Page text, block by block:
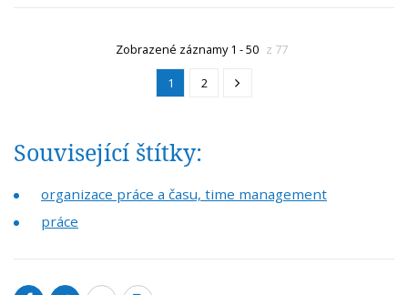
Zobrazené záznamy 1 - 50 z 77
1 2
Související štítky:
organizace práce a času, time management
práce